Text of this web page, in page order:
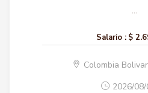
...
Salario : $
Colombia
2026/